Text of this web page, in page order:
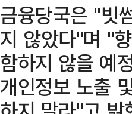
금융당국은 "빗
지 않았다"며 "
함하지 않을 예
개인정보 노출